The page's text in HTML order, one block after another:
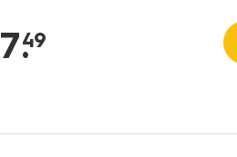
7.
49